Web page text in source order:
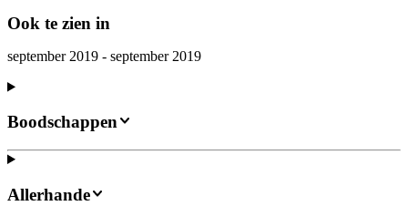
Ook te zien in
september 2019 - september 2019
Boodschappen
Allerhande